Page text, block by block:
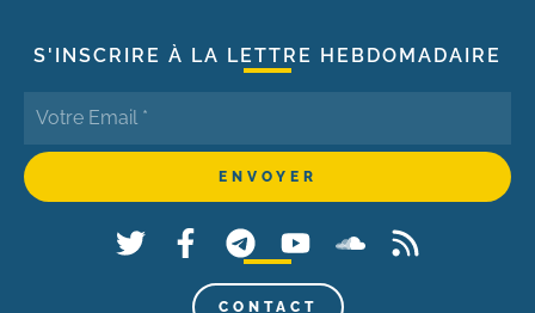
S'INSCRIRE À LA LETTRE HEBDOMADAIRE
CONTACT